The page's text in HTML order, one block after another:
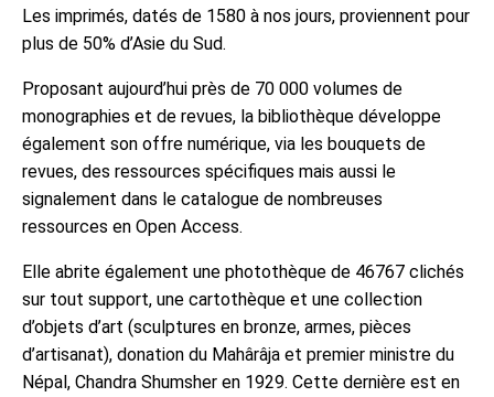
Les imprimés, datés de 1580 à nos jours, proviennent pour
plus de 50% d’Asie du Sud.
Proposant aujourd’hui près de 70 000 volumes de
monographies et de revues, la bibliothèque développe
également son offre numérique, via les bouquets de
revues, des ressources spécifiques mais aussi le
signalement dans le catalogue de nombreuses
ressources en Open Access.
Elle abrite également une photothèque de 46767 clichés
sur tout support, une cartothèque et une collection
d’objets d’art (sculptures en bronze, armes, pièces
d’artisanat), donation du Mahârâja et premier ministre du
Népal, Chandra Shumsher en 1929. Cette dernière est en